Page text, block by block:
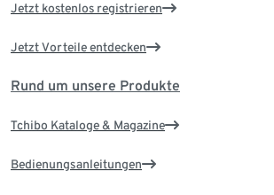
Jetzt kostenlos registrieren
Jetzt Vorteile entdecken
Rund um unsere Produkte
Tchibo Kataloge & Magazine
Bedienungsanleitungen